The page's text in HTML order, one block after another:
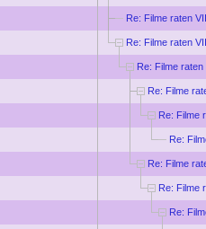
Re: Filme raten
Re: Filme raten
Re: Filme raten
Re: Filme
Re: Filme
Re:
Re: Filme
Re: Filme
Re: